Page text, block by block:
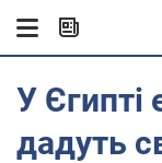
У Єгипті
дадуть